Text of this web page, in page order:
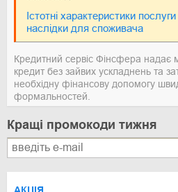
Істотні характеристики послуги
наслідки для споживача
Кредитний сервіс Фінсфера надає
кредит без зайвих ускладнень та
необхідну фінансову допомогу
формальностей.
Кращі промокоди тижня